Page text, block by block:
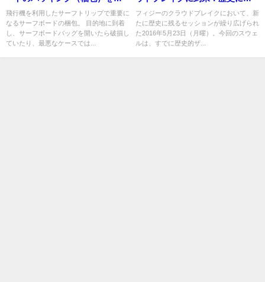
単に！緩衝材の使い方
飛行機を利用したサーフトリップで重要に
なるサーフボードの梱包。 目的地に到着
し、サーフボードバッグを開いたら破損し
ていたり、最悪なケースでは...
るザ・デイ＠2016/5/23
フィジーのクラウドブレイクにおいて、新
たに歴史に残るセッションが繰り広げられ
た2016年5月23日（月曜）。今回のスウェ
ルは、すでに歴史的ザ...